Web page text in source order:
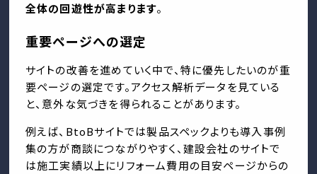
全体の回遊性が高まります。
重要ページへの選定
サイトの改善を進めていく中で、特に優先したいのが重
要ページの選定です。アクセス解析データを見ている
と、意外な気づきを得られることがあります。
例えば、BtoBサイトでは製品スペックよりも導入事例
集の方が商談につながりやすく、建設会社のサイトで
は施工実績以上にリフォーム費用の目安ページからの